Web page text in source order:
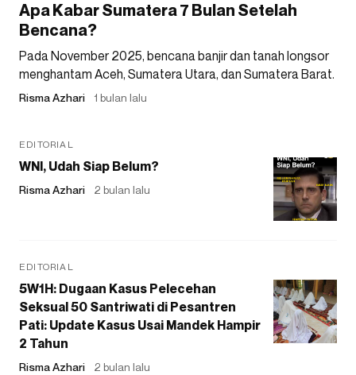
Apa Kabar Sumatera 7 Bulan Setelah
Bencana?
Pada November 2025, bencana banjir dan tanah longsor
menghantam Aceh, Sumatera Utara, dan Sumatera Barat.
Risma Azhari 1 bulan lalu
EDITORIAL
WNI, Udah Siap Belum?
Risma Azhari 2 bulan lalu
EDITORIAL
5W1H: Dugaan Kasus Pelecehan
Seksual 50 Santriwati di Pesantren
Pati: Update Kasus Usai Mandek Hampir
2 Tahun
Risma Azhari 2 bulan lalu